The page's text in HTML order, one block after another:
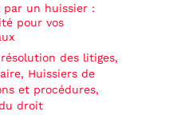
par un huissier :
pour vos
des litiges,
, Huissiers de
et procédures,
droit